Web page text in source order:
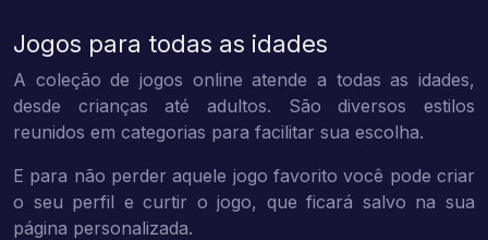
Jogos para todas as idades
A coleção de jogos online atende a todas as idades,
desde crianças até adultos. São diversos estilos
reunidos em categorias para facilitar sua escolha.
E para não perder aquele jogo favorito você pode criar
o seu perfil e curtir o jogo, que ficará salvo na sua
página personalizada.